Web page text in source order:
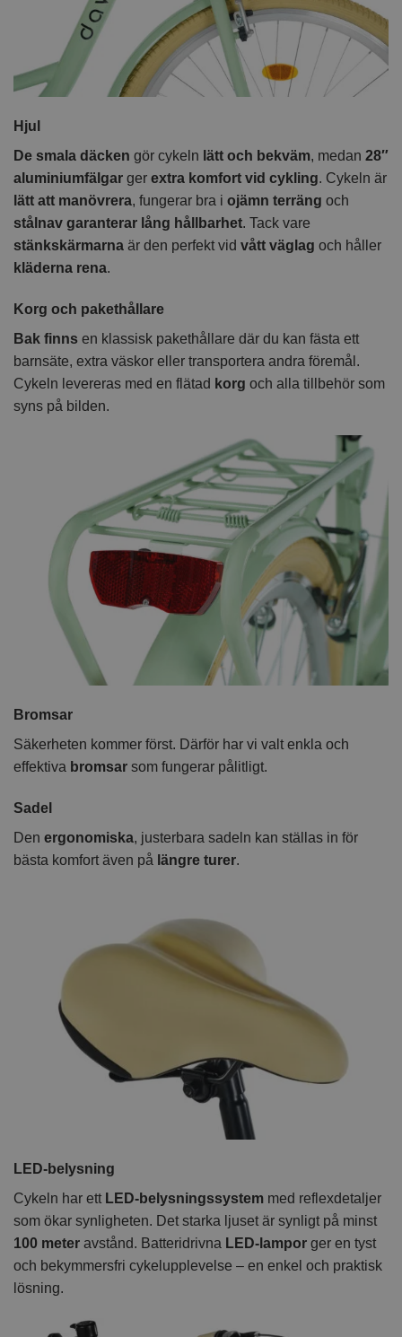
Hjul
De smala däcken gör cykeln lätt och bekväm, medan 28″
aluminiumfälgar ger extra komfort vid cykling. Cykeln är
lätt att manövrera, fungerar bra i ojämn terräng och
stålnav garanterar lång hållbarhet. Tack vare
stänkskärmarna är den perfekt vid vått väglag och håller
kläderna rena.
Korg och pakethållare
Bak finns en klassisk pakethållare där du kan fästa ett
barnsäte, extra väskor eller transportera andra föremål.
Cykeln levereras med en flätad korg och alla tillbehör som
syns på bilden.
Bromsar
Säkerheten kommer först. Därför har vi valt enkla och
effektiva bromsar som fungerar pålitligt.
Sadel
Den ergonomiska, justerbara sadeln kan ställas in för
bästa komfort även på längre turer.
LED-belysning
Cykeln har ett LED-belysningssystem med reflexdetaljer
som ökar synligheten. Det starka ljuset är synligt på minst
100 meter avstånd. Batteridrivna LED-lampor ger en tyst
och bekymmersfri cykelupplevelse – en enkel och praktisk
lösning.